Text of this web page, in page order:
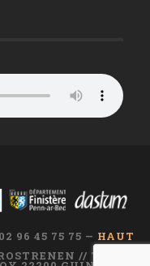
96 45 75 75 — HAUT
// TI AR